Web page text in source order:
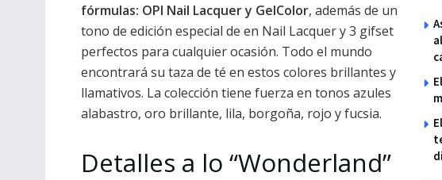
fórmulas: OPI Nail Lacquer y GelColor, además de un
tono de edición especial de en Nail Lacquer y 3 gifset
perfectos para cualquier ocasión. Todo el mundo
encontrará su taza de té en estos colores brillantes y
llamativos. La colección tiene fuerza en tonos azules
alabastro, oro brillante, lila, borgoña, rojo y fucsia.
Detalles a lo “Wonderland”